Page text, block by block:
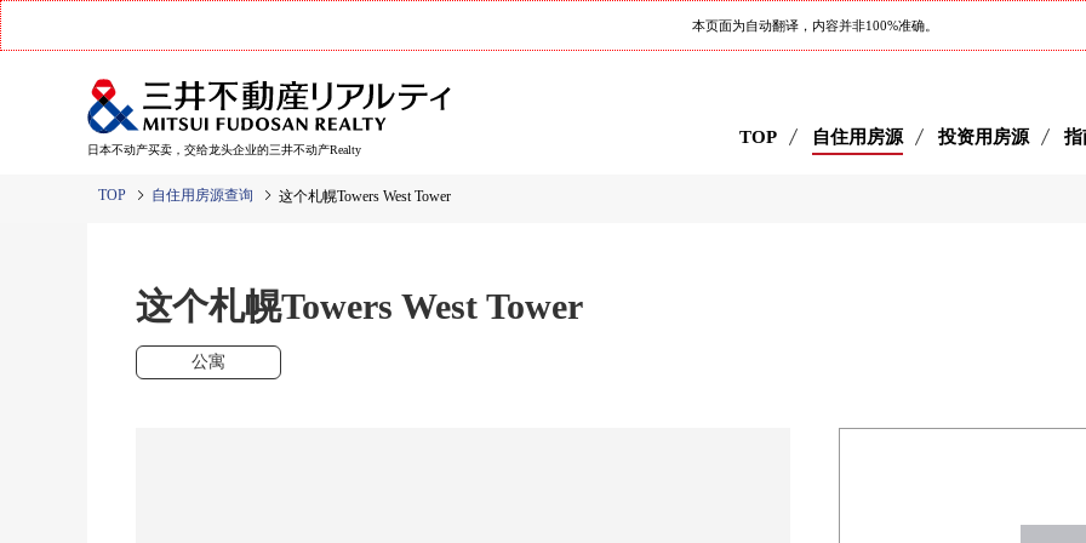
本页面为自动翻译，内容并非100%准确。
日本不动产买卖，交给龙头企业的三井不动产Realty
TOP 自住用房源 投资用房源 指
TOP 自住用房源查询 这个札幌Towers West Tower
这个札幌Towers West Tower
公寓